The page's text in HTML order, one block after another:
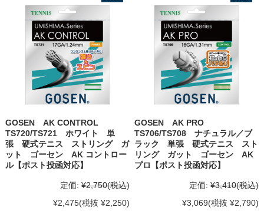
GOSEN AK CONTROL
TS720/TS721 ホワイト 単
張 硬式テニス ストリング ガ
ット ゴーセン AK コントロー
ル【ポスト投函対応】
定価: ¥2,750(税込)
¥2,475(税抜 ¥2,250)
GOSEN AK PRO
TS706/TS708 ナチュラル／ブ
ラック 単張 硬式テニス スト
リング ガット ゴーセン AK
プロ【ポスト投函対応】
定価: ¥3,410(税込)
¥3,069(税抜 ¥2,790)